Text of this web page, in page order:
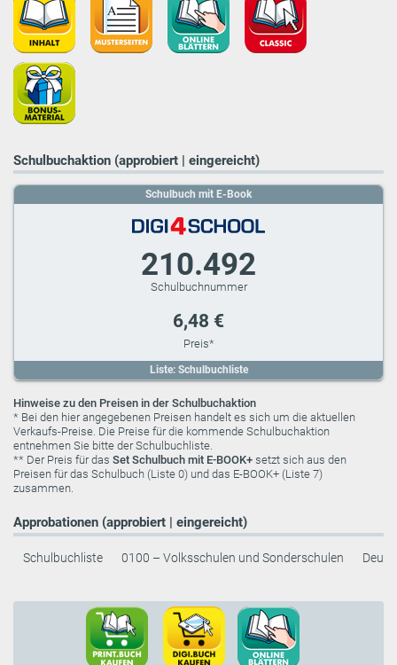
Schulbuchaktion (approbiert | eingereicht)
Liste: Schulbuchliste
Schulbuch mit E-Book
210.492
6,48 €
Hinweise zu den Preisen in der Schulbuchaktion
* Bei den hier angegebenen Preisen handelt es sich um die aktuellen
Verkaufs-Preise. Die Preise für die kommende Schulbuchaktion
entnehmen Sie bitte der Schulbuchliste.
** Der Preis für das Set Schulbuch mit E-BOOK+ setzt sich aus den
Preisen für das Schulbuch (Liste 0) und das E-BOOK+ (Liste 7)
zusammen.
Approbationen (approbiert | eingereicht)
Schulbuchliste 0100 – Volksschulen und Sonderschulen